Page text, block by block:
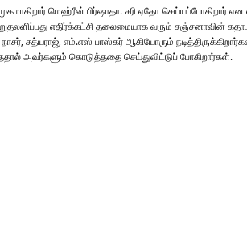
மெஹ்ரீன் பிர்ஷாதா. சரி ஏதோ செய்யப்போகிறார்
எதிர்க்கட்சி தலைமையாக வரும் சஞ்சனாவின்
சத்யராஜ், எம்.எஸ் பாஸ்கர் ஆகியோரும்
அவர்களும் கொடுத்ததை செய்துவிட்டுப் போகிறார்கள்.